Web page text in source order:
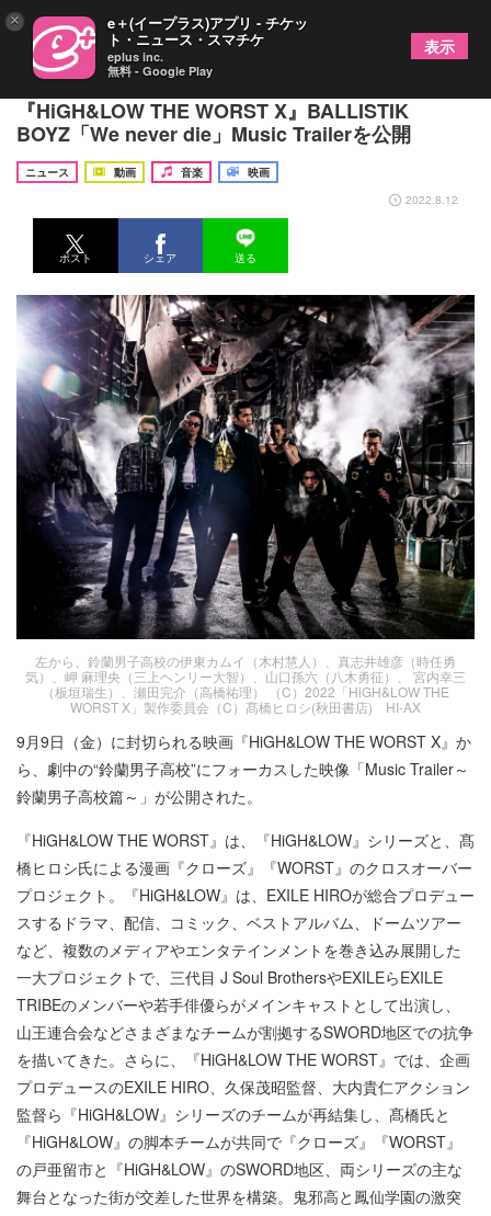
最強の男・ラオウ率いる鈴蘭男子高校にフォーカス
『HiGH&LOW THE WORST X』BALLISTIK
BOYZ「We never die」Music Trailerを公開
ニュース 動画 音楽
映画
2022.8.12
ポスト シェア 送る
左から、鈴蘭男子高校の伊東カムイ（木村慧人）、真志井雄彦（時任勇
気）、岬 麻理央（三上ヘンリー大智）、山口孫六（八木勇征）、 宮内幸三
（板垣瑞生）、瀬田完介（高橋祐理） （C）2022「HiGH&LOW THE
WORST X」製作委員会（C）髙橋ヒロシ(秋田書店) HI-AX
9月9日（金）に封切られる映画『HiGH&LOW THE WORST X』か
ら、劇中の“鈴蘭男子高校”にフォーカスした映像「Music Trailer～
鈴蘭男子高校篇～」が公開された。
『HiGH&LOW THE WORST』は、『HiGH&LOW』シリーズと、髙
橋ヒロシ氏による漫画『クローズ』『WORST』のクロスオーバー
プロジェクト。『HiGH&LOW』は、EXILE HIROが総合プロデュー
スするドラマ、配信、コミック、ベストアルバム、ドームツアー
など、複数のメディアやエンタテインメントを巻き込み展開した
一大プロジェクトで、三代目 J Soul BrothersやEXILEらEXILE
TRIBEのメンバーや若手俳優らがメインキャストとして出演し、
山王連合会などさまざまなチームが割拠するSWORD地区での抗争
を描いてきた。さらに、『HiGH&LOW THE WORST』では、企画
プロデュースのEXILE HIRO、久保茂昭監督、大内貴仁アクション
監督ら『HiGH&LOW』シリーズのチームが再結集し、髙橋氏と
『HiGH&LOW』の脚本チームが共同で『クローズ』『WORST』
の戸亜留市と『HiGH&LOW』のSWORD地区、両シリーズの主な
舞台となった街が交差した世界を構築。鬼邪高と鳳仙学園の激突
× e＋(イープラス)アプリ - チケッ
ト・ニュース・スマチケ
eplus inc.
無料 - Google Play
表示